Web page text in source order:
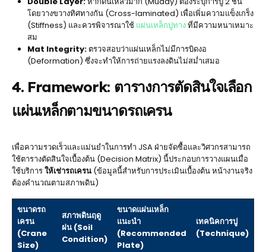
โดยวางขวางทิศทางกัน (Cross-laminated) เพื่อเพิ่มความแข็งเกร็ง
(Stiffness) และควรพิจารณาใช้ แผ่นเหล็กปูทางที่มีความหนาเหมาะ
สม
Mat Integrity: ตรวจสอบว่าแผ่นเหล็กไม่มีการบิดงอ
(Deformation) ซึ่งจะทำให้การถ่ายแรงลงดินไม่สม่ำเสมอ
4. Framework: ตารางการตัดสินใจเลือก
แผ่นเหล็กตามขนาดรถเครน
เพื่อความรวดเร็วและแม่นยำในการทำ JSA ฝ่ายจัดซื้อและวิศวกรสามารถ
ใช้ตารางตัดสินใจเบื้องต้น (Decision Matrix) นี้ประกอบการวางแผนเมื่อ
ใช้บริการให้เช่ารถเครน (ข้อมูลนี้สำหรับการประเมินเบื้องต้น หน้างานจริง
ต้องคำนวณตามสภาพดิน)
ขนาดรถ
เครน
(Crane
Size)
สภาพดินฤดู
ฝน (Soil
Condition)
ขนาดแผ่นเหล็ก
แนะนำ
(Recommended
Plate)
เทคนิคการปู
(Technique)